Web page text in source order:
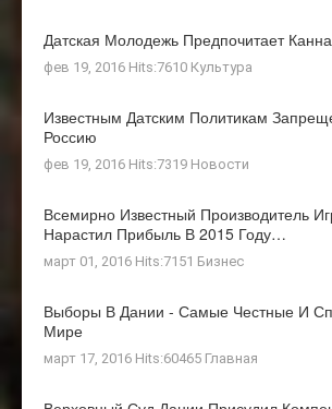
Датская Молодежь Предпочитает
фев 19, 2016 Hits:7610 Культура
Известным Датским Политикам
Россию
фев 19, 2016 Hits:7319 Новости
Всемирно Известный Производитель
Нарастил Прибыль В 2015 Году…
март 01, 2016 Hits:7151 Бизнес
Выборы В Дании - Самые Честные И
Мире
март 17, 2016 Hits:60465 Главная